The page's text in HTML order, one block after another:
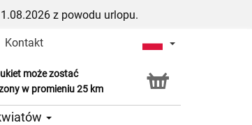
z powodu urlopu.
Kontakt
może zostać
w promieniu 25 km
& Collect